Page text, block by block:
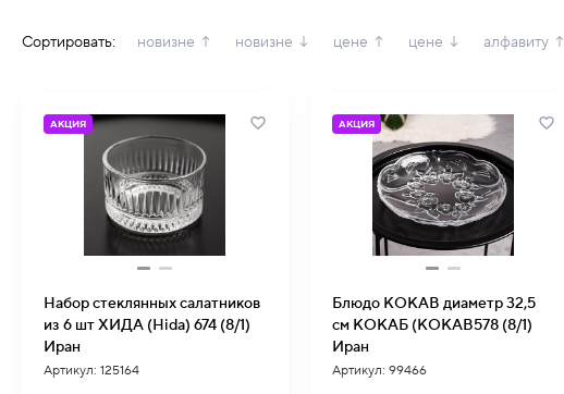
Сортировать: новизне ↑ новизне ↓ цене ↑ цене ↓ алфавиту ↑
АКЦИЯ
Набор стеклянных салатников
из 6 шт ХИДА (Hida) 674 (8/1)
Иран
Артикул: 125164
АКЦИЯ
Блюдо KOKAB диаметр 32,5
см КОКАБ (KOKAB578 (8/1)
Иран
Артикул: 99466